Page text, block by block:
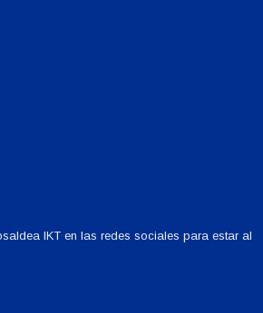
IKT en las redes sociales para estar al